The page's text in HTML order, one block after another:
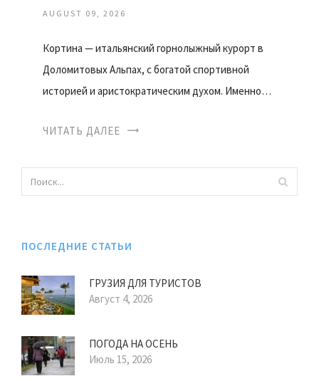
AUGUST 09, 2026
Кортина — итальянский горнолыжный курорт в
Доломитовых Альпах, с богатой спортивной
историей и аристократическим духом. Именно…
ЧИТАТЬ ДАЛЕЕ
ПОСЛЕДНИЕ СТАТЬИ
ГРУЗИЯ ДЛЯ ТУРИСТОВ
Август 4, 2026
ПОГОДА НА ОСЕНЬ
Июль 15, 2026